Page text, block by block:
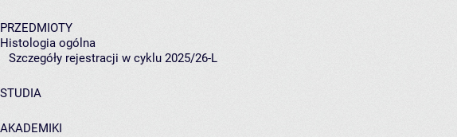
PRZEDMIOTY
Histologia ogólna
Szczegóły rejestracji w cyklu 2025/26-L
STUDIA
AKADEMIKI